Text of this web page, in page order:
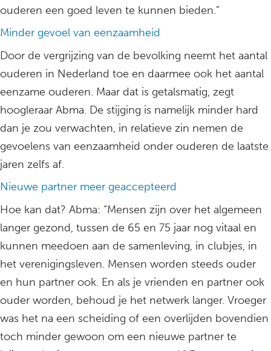
ouderen een goed leven te kunnen bieden.”
Minder gevoel van eenzaamheid
Door de vergrijzing van de bevolking neemt het aantal
ouderen in Nederland toe en daarmee ook het aantal
eenzame ouderen. Maar dat is getalsmatig, zegt
hoogleraar Abma. De stijging is namelijk minder hard
dan je zou verwachten, in relatieve zin nemen de
gevoelens van eenzaamheid onder ouderen de laatste
jaren zelfs af.
Nieuwe partner meer geaccepteerd
Hoe kan dat? Abma: “Mensen zijn over het algemeen
langer gezond, tussen de 65 en 75 jaar nog vitaal en
kunnen meedoen aan de samenleving, in clubjes, in
het verenigingsleven. Mensen worden steeds ouder
en hun partner ook. En als je vrienden en partner ook
ouder worden, behoud je het netwerk langer. Vroeger
was het na een scheiding of een overlijden bovendien
toch minder gewoon om een nieuwe partner te